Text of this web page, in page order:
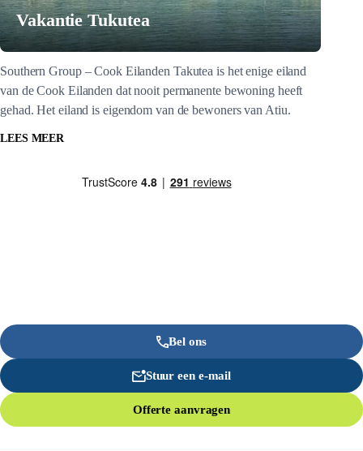
Vakantie Tukutea
Southern Group – Cook Eilanden Takutea is het enige eiland
van de Cook Eilanden dat nooit permanente bewoning heeft
gehad. Het eiland is eigendom van de bewoners van Atiu.
LEES MEER
Bel ons
Stuur een e-mail
Offerte aanvragen